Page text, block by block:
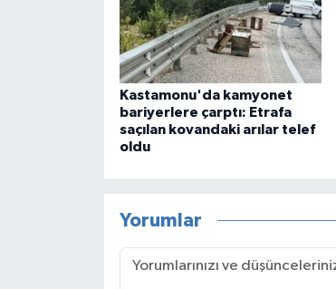
Kastamonu'da kamyonet
bariyerlere çarptı: Etrafa
saçılan kovandaki arılar telef
oldu
Yorumlar